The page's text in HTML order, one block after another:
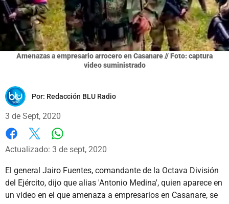
Amenazas a empresario arrocero en Casanare // Foto: captura
video suministrado
Por: Redacción BLU Radio
3 de Sept, 2020
Facebook
X
Actualizado: 3 de sept, 2020
El general Jairo Fuentes, comandante de la Octava División
del Ejército, dijo que alias 'Antonio Medina', quien aparece en
un video en el que amenaza a empresarios en Casanare, se